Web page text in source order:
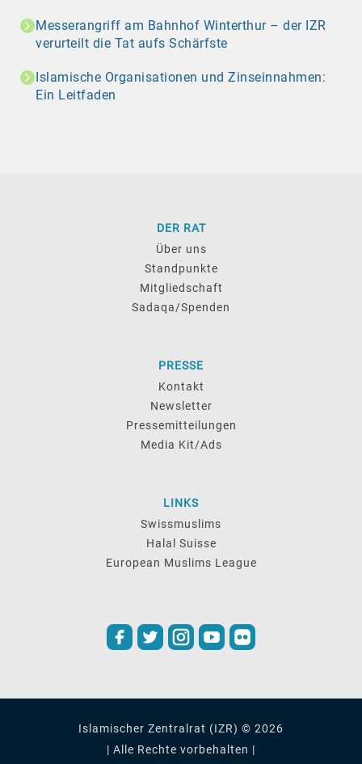
Messerangriff am Bahnhof Winterthur – der IZR
verurteilt die Tat aufs Schärfste
Islamische Organisationen und Zinseinnahmen:
Ein Leitfaden
DER RAT
Über uns
Standpunkte
Mitgliedschaft
Sadaqa/Spenden
PRESSE
Kontakt
Newsletter
Pressemitteilungen
Media Kit/Ads
LINKS
Swissmuslims
Halal Suisse
European Muslims League
Islamischer Zentralrat (IZR) © 2026
| Alle Rechte vorbehalten |